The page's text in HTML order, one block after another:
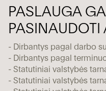
PASLAUGA
PASINAUDOTI
- Dirbantys pagal darbo
- Dirbantys pagal
- Statutiniai valstybės
- Statutiniai valstybės